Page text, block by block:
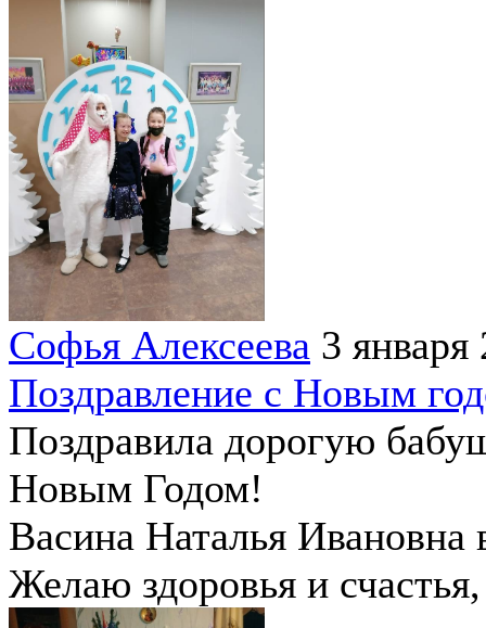
Софья Алексеева 3 января
Поздравление с Новым
Поздравила дорогую
Новым Годом!
Васина Наталья
Желаю здоровья и